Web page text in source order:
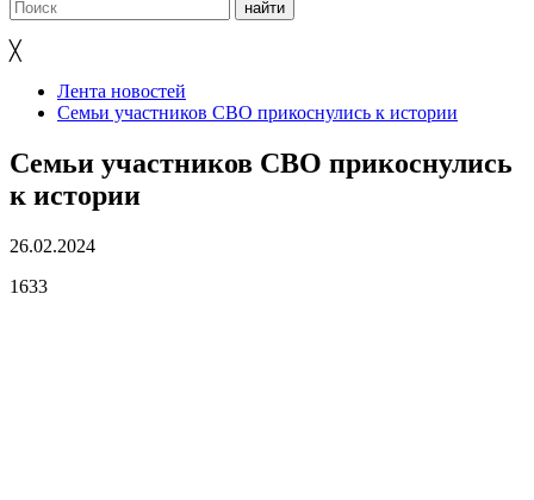
╳
Лента новостей
Семьи участников СВО прикоснулись к истории
Семьи участников СВО прикоснулись
к истории
26.02.2024
1633